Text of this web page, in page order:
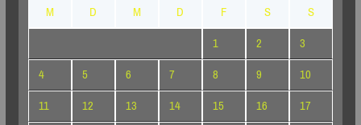
M
D M D F S
S
1
2
3
4
5 6 7 8 9
10
11
12 13 14 15 16
17